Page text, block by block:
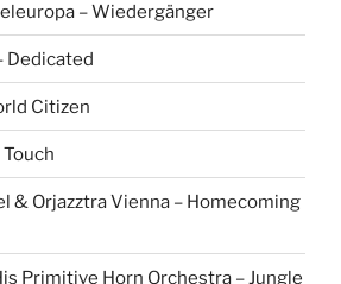
– Wiedergänger
Dedicated
Citizen
& Orjazztra Vienna – Homecoming
Primitive Horn Orchestra – Jungle